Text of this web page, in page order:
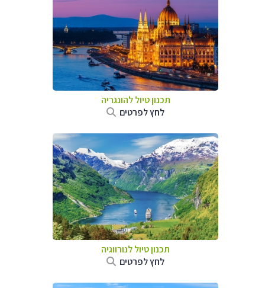
תכנון טיול להונגריה
לחץ לפרטים
תכנון טיול לנורווגיה
לחץ לפרטים